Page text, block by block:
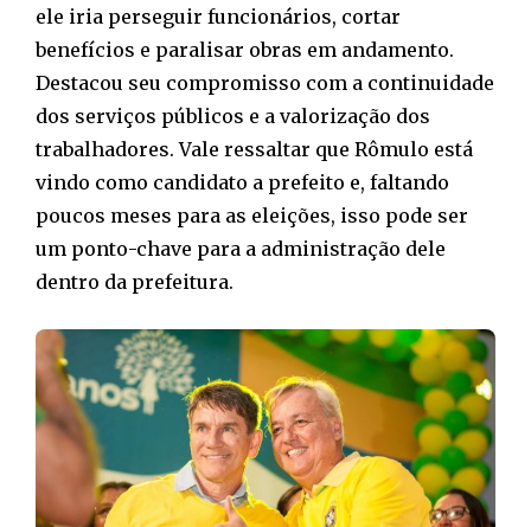
ele iria perseguir funcionários, cortar
benefícios e paralisar obras em andamento.
Destacou seu compromisso com a continuidade
dos serviços públicos e a valorização dos
trabalhadores. Vale ressaltar que Rômulo está
vindo como candidato a prefeito e, faltando
poucos meses para as eleições, isso pode ser
um ponto-chave para a administração dele
dentro da prefeitura.